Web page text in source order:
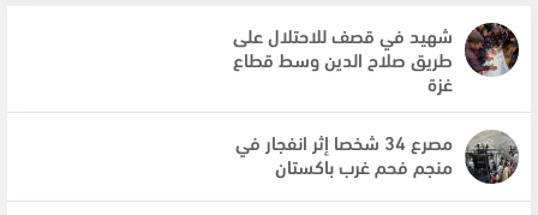
شهيد في قصف للاحتلال على
طريق صلاح الدين وسط قطاع
غزة
مصرع 34 شخصا إثر انفجار في
منجم فحم غرب باكستان